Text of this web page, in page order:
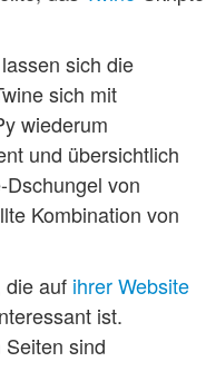
sich die
sich mit
wiederum
und übersichtlich
von
Kombination von
die auf ihrer Website
ist.
sind